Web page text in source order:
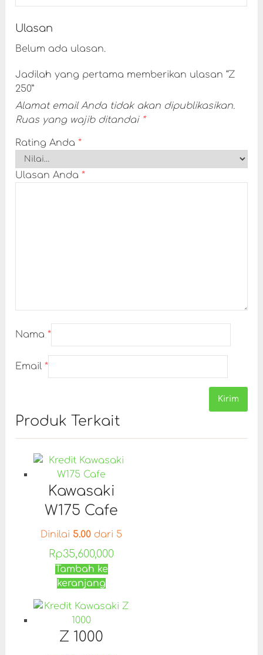
Ulasan
Belum ada ulasan.
Jadilah yang pertama memberikan ulasan “Z
250”
Alamat email Anda tidak akan dipublikasikan.
Ruas yang wajib ditandai *
Rating Anda *
Ulasan Anda *
Nama *
Email *
Produk Terkait
Kawasaki
W175 Cafe
Dinilai 5.00 dari 5
Rp35,600,000
Tambah ke
keranjang
Z 1000